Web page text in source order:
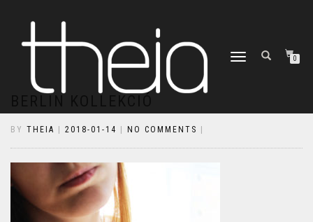
TOGGLE
0
BY THEIA 2018-01-14 NO COMMENTS